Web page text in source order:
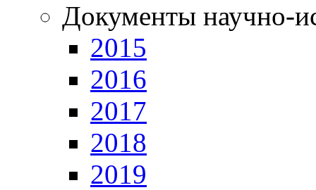
Документы научно-
2015
2016
2017
2018
2019